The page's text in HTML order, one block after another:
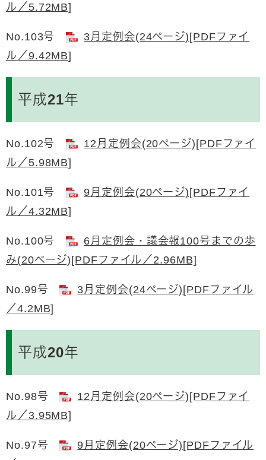
ル／5.72MB]
No.103号
3月定例会(24ページ)[PDFファイ
ル／9.42MB]
平成21年
No.102号
12月定例会(20ページ)[PDFファイ
ル／5.98MB]
No.101号
9月定例会(20ページ)[PDFファイ
ル／4.32MB]
No.100号
6月定例会・議会報100号までの歩
み(20ページ)[PDFファイル／2.96MB]
No.99号
3月定例会(24ページ)[PDFファイル
／4.2MB]
平成20年
No.98号
12月定例会(20ページ)[PDFファイ
ル／3.95MB]
No.97号
9月定例会(20ページ)[PDFファイル